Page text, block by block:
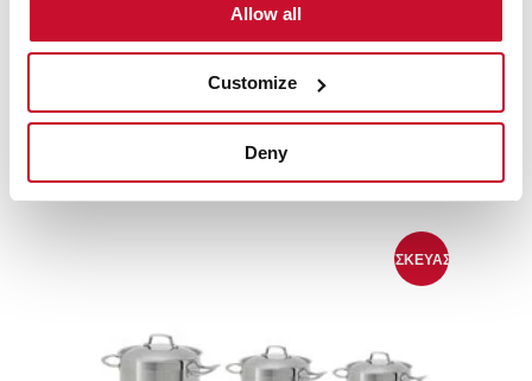
Allow all
Customize
Deny
ΣΥΣΚΕΥΑΣΊΑ